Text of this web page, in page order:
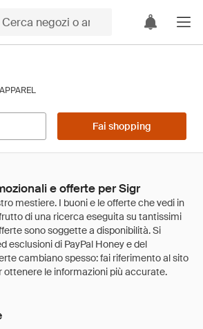
Fai shopping
e offerte per Sigr